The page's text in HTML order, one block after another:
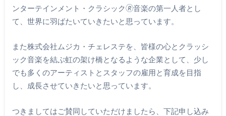
ンターテインメント・クラシック🄬音楽の第一人者とし
て、世界に羽ばたいていきたいと思っています。
また株式会社ムジカ・チェレステを、皆様の心とクラッシ
ック音楽を結ぶ虹の架け橋となるような企業として、少し
でも多くのアーティストとスタッフの雇用と育成を目指
し、成長させていきたいと思っています。
つきましてはご賛同していただけましたら、下記申し込み